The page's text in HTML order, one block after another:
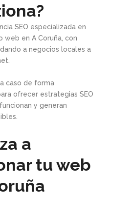
SEO especializada en
web en A Coruña, con
a negocios locales a
caso de forma
ofrecer estrategias SEO
y generan
a
tu web